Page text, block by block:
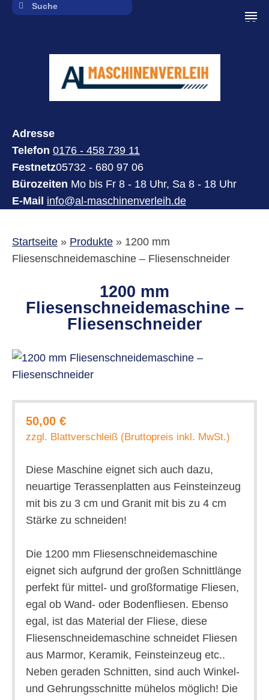
Adresse
Telefon 0176 - 458 739 11
Festnetz05732 - 680 97 06
Bürozeiten Mo bis Fr 8 - 18 Uhr, Sa 8 - 18 Uhr
E-Mail info@al-maschinenverleih.de
Startseite» Produkte» 1200 mm
Fliesenschneidemaschine – Fliesenschneider
1200 mm
Fliesenschneidemaschine –
Fliesenschneider
50,00 €
zzgl. Blattverschleiß (Bruttopreis inkl. MwSt.)
Diese Maschine eignet sich auch dazu,
neuartige Terassenplatten aus Feinsteinzeug
mit bis zu 3 cm und Granit mit bis zu 4 cm
Stärke zu schneiden!
Die 1200 mm Fliesenschneidemaschine
eignet sich aufgrund der großen Schnittlänge
perfekt für mittel- und großformatige Fliesen,
egal ob Wand- oder Bodenfliesen. Ebenso
egal, ist das Material der Fliese, diese
Fliesenschneidemaschine schneidet Fliesen
aus Marmor, Keramik, Feinsteinzeug etc..
Neben geraden Schnitten, sind auch Winkel-
und Gehrungsschnitte mühelos möglich! Die